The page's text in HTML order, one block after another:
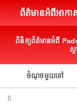
ព័ត៌មានអំពីអាក
ពិនិត្យព័ត៌មានអំពី
ស្
ចំណុចមួយទៅ
ពី